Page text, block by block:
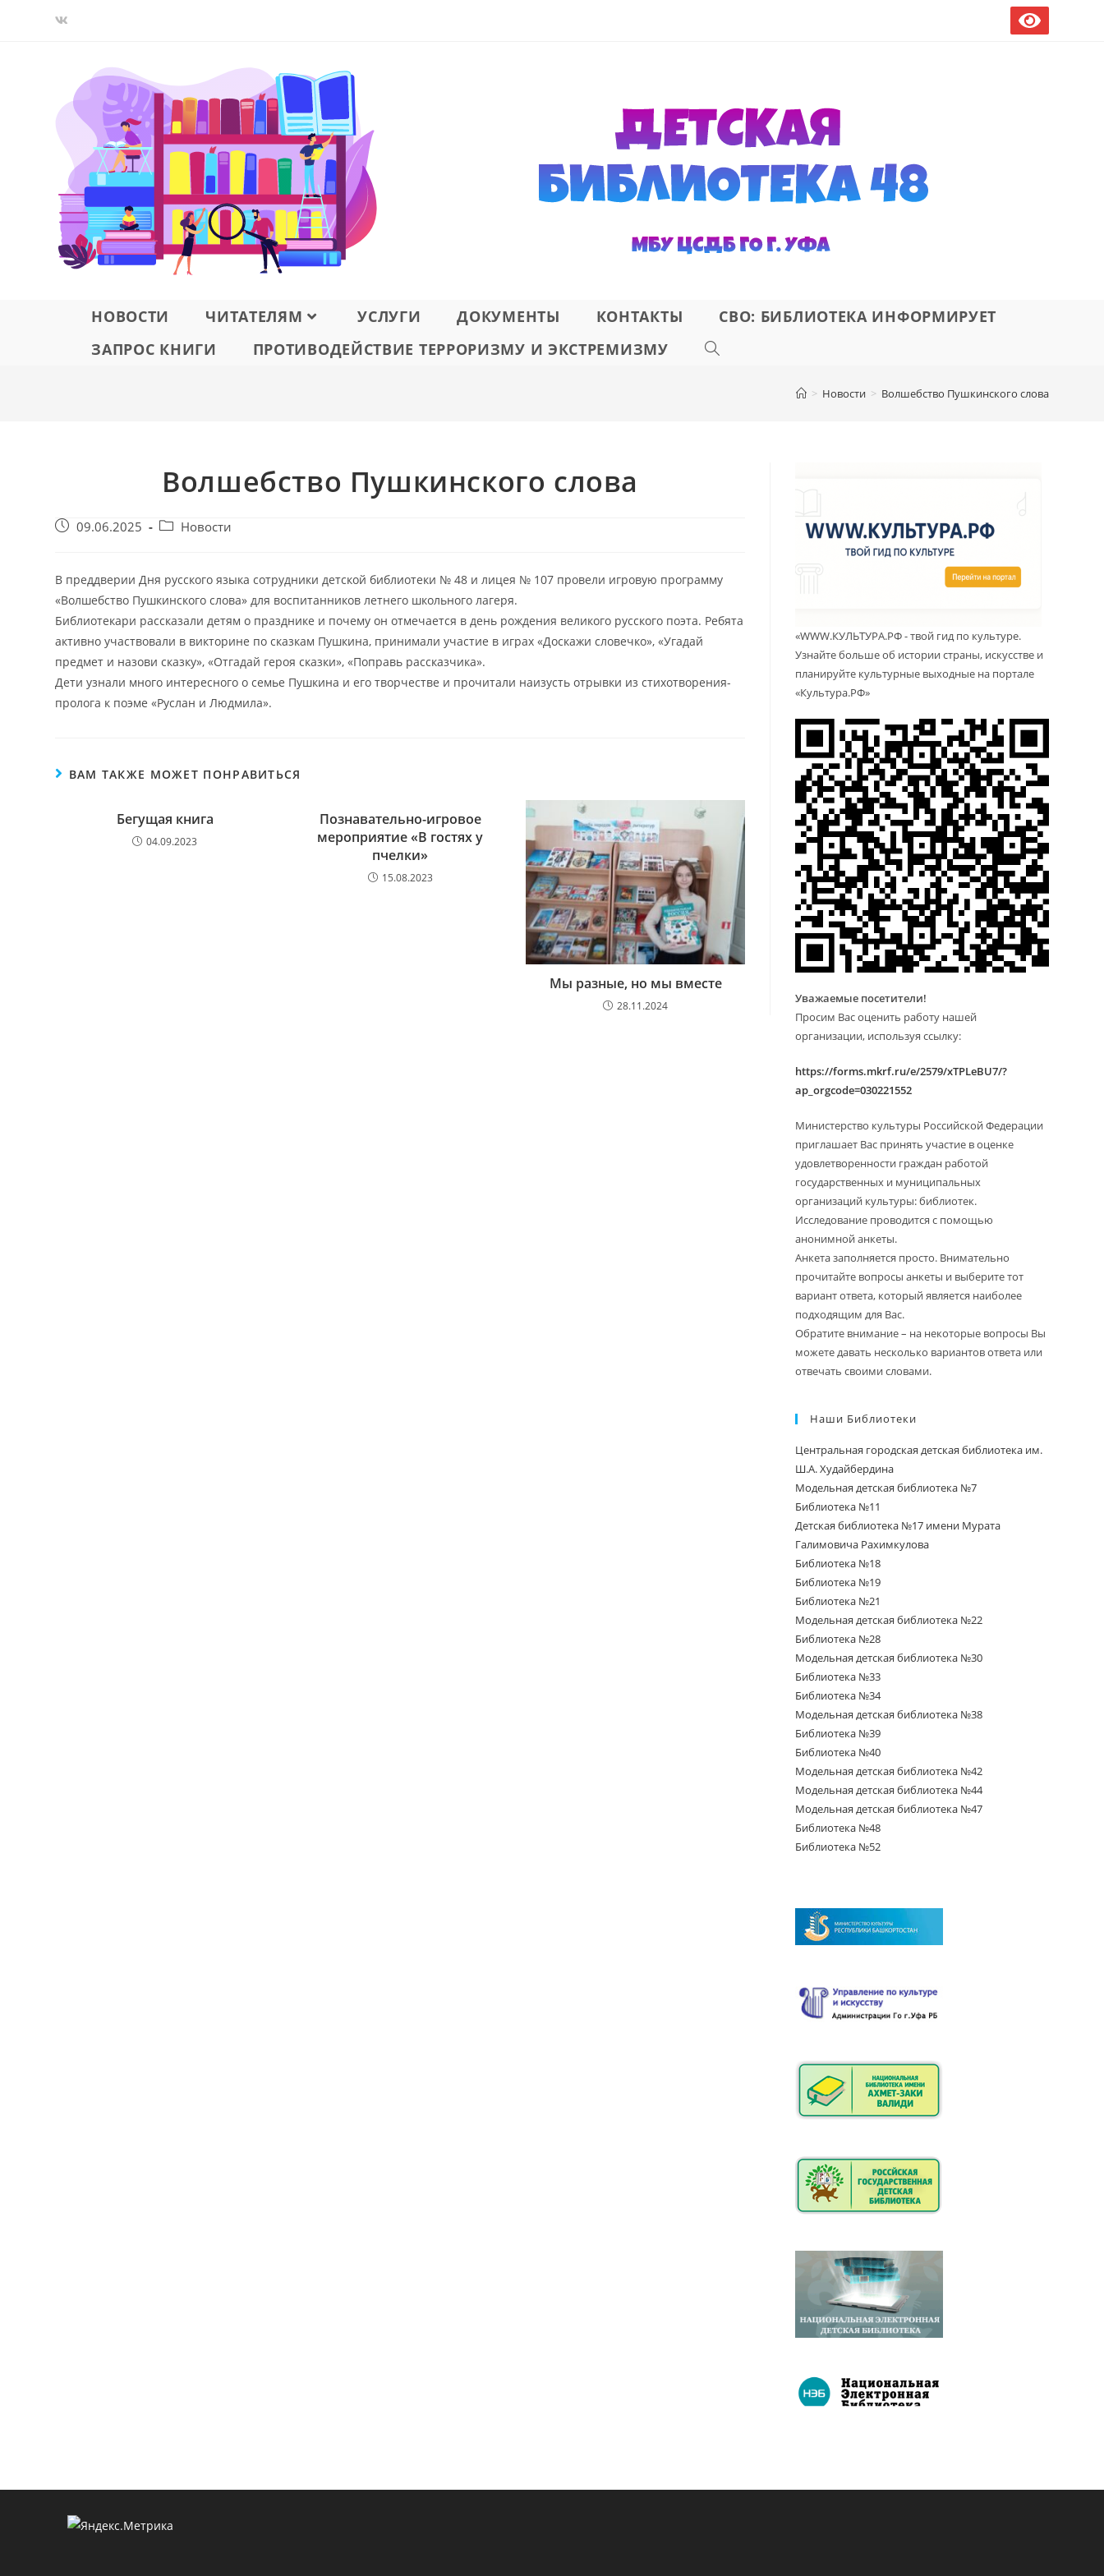
НОВОСТИ ЧИТАТЕЛЯМ УСЛУГИ ДОКУМЕНТЫ КОНТАКТЫ
СВО: БИБЛИОТЕКА ИНФОРМИРУЕТ
ЗАПРОС КНИГИ
ПРОТИВОДЕЙСТВИЕ ТЕРРОРИЗМУ И ЭКСТРЕМИЗМУ
> Новости > Волшебство Пушкинского слова
Волшебство Пушкинского слова
Запись09.06.2025
PostНовости
В преддверии Дня русского языка сотрудники детской библиотеки № 48 и лицея № 107 провели игровую программу
«Волшебство Пушкинского слова» для воспитанников летнего школьного лагеря.
Библиотекари рассказали детям о празднике и почему он отмечается в день рождения великого русского поэта. Ребята
активно участвовали в викторине по сказкам Пушкина, принимали участие в играх «Доскажи словечко», «Угадай
предмет и назови сказку», «Отгадай героя сказки», «Поправь рассказчика».
Дети узнали много интересного о семье Пушкина и его творчестве и прочитали наизусть отрывки из стихотворения-
пролога к поэме «Руслан и Людмила».
ВАМ ТАКЖЕ МОЖЕТ ПОНРАВИТЬСЯ
Бегущая книга
04.09.2023
Познавательно-игровое
мероприятие «В гостях у
пчелки»
15.08.2023
Мы разные, но мы вместе
28.11.2024
«WWW.КУЛЬТУРА.РФ - твой гид по культуре.
Узнайте больше об истории страны, искусстве и
планируйте культурные выходные на портале
«Культура.РФ»
Уважаемые посетители!
Просим Вас оценить работу нашей
организации, используя ссылку:
https://forms.mkrf.ru/e/2579/xTPLeBU7/?
ap_orgcode=030221552
Министерство культуры Российской Федерации
приглашает Вас принять участие в оценке
удовлетворенности граждан работой
государственных и муниципальных
организаций культуры: библиотек.
Исследование проводится с помощью
анонимной анкеты.
Анкета заполняется просто. Внимательно
прочитайте вопросы анкеты и выберите тот
вариант ответа, который является наиболее
подходящим для Вас.
Обратите внимание – на некоторые вопросы Вы
можете давать несколько вариантов ответа или
отвечать своими словами.
Наши Библиотеки
Центральная городская детская библиотека им.
Ш.А. Худайбердина
Модельная детская библиотека №7
Библиотека №11
Детская библиотека №17 имени Мурата
Галимовича Рахимкулова
Библиотека №18
Библиотека №19
Библиотека №21
Модельная детская библиотека №22
Библиотека №28
Модельная детская библиотека №30
Библиотека №33
Библиотека №34
Модельная детская библиотека №38
Библиотека №39
Библиотека №40
Модельная детская библиотека №42
Модельная детская библиотека №44
Модельная детская библиотека №47
Библиотека №48
Библиотека №52